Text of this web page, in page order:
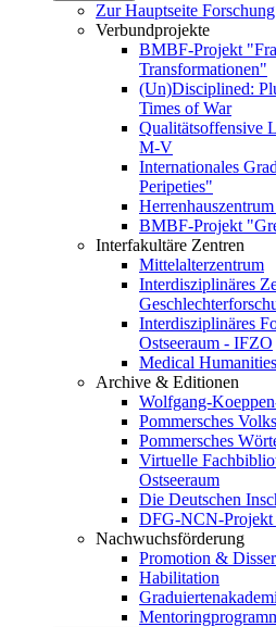
Zur Hauptseite Forschung
Verbundprojekte
BMBF-Projekt
Transformationen"
(Un)Disciplined:
Times of War
Qualitätsoffensive
M-V
Internationales
Peripeties"
BMBF-Projekt
Interfakultäre Zentren
Mittelalterzentrum
Interdisziplinäres
Interdisziplinäres
Ostseeraum - IFZO
Medical Humanities
Archive & Editionen
Wolfgang-
Pommersches
Pommersches
Virtuelle
Ostseeraum
Die Deutschen
DFG-NCN-Projekt
Nachwuchsförderung
Promotion &
Habilitation